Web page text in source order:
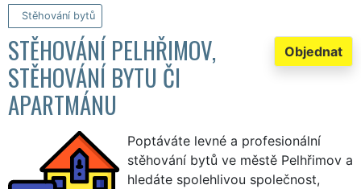
Stěhování bytů
Objednat
STĚHOVÁNÍ PELHŘIMOV,
STĚHOVÁNÍ BYTU ČI
APARTMÁNU
Poptáváte levné a profesionální
stěhování bytů ve městě Pelhřimov a
hledáte spolehlivou společnost,